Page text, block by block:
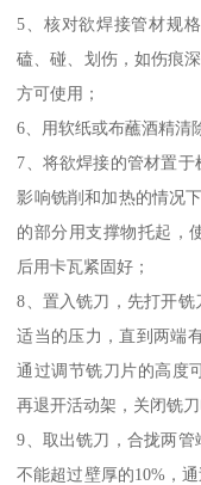
5、核对欲焊接管材规
磕、碰、划伤，如伤痕
方可使用；
6、用软纸或布蘸酒精清
7、将欲焊接的管材置
影响铣削和加热的情况
的部分用支撑物托起，
后用卡瓦紧固好；
8、置入铣刀，先打开
适当的压力，直到两端
通过调节铣刀片的高度
再退开活动架，关闭铣刀
9、取出铣刀，合拢两
不能超过壁厚的10%，